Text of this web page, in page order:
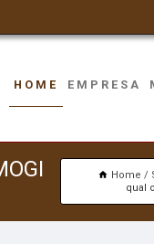
HOME EMPRESA
Home
qual